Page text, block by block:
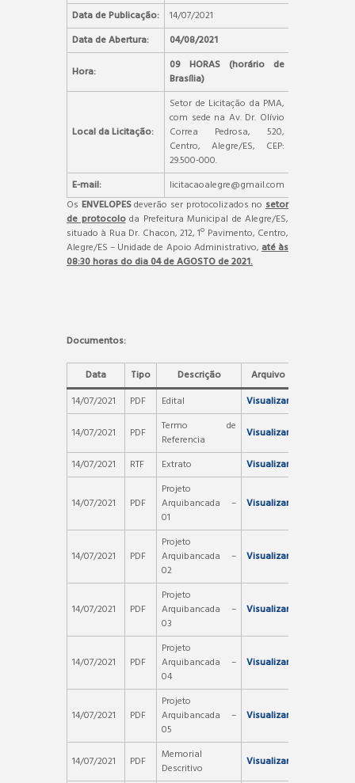
Data de Publicação:
14/07/2021
Data de Abertura:
04/08/2021
Hora:
09 HORAS (horário de
Brasília)
Local da Licitação:
Setor de Licitação da PMA,
com sede na Av. Dr. Olívio
Correa Pedrosa, 520,
Centro, Alegre/ES, CEP:
29.500-000.
E-mail:
licitacaoalegre@gmail.com
Os ENVELOPESdeverão ser protocolizados nosetor
de protocoloda Prefeitura Municipal de Alegre/ES,
situado à Rua Dr. Chacon, 212, 1º Pavimento, Centro,
Alegre/ES – Unidade de Apoio Administrativo, até às
08:30 horas do dia 04 de AGOSTO de 2021.
Documentos:
Data Tipo Descrição
Arquivo
14/07/2021
PDF Edital
Visualizar
14/07/2021
PDF
Termo de
Referencia
Visualizar
14/07/2021
RTF Extrato Visualizar
14/07/2021 PDF
Projeto
Arquibancada –
01
Visualizar
14/07/2021 PDF
Projeto
Arquibancada –
02
Visualizar
14/07/2021 PDF
Projeto
Arquibancada –
03
Visualizar
14/07/2021 PDF
Projeto
Arquibancada –
04
Visualizar
14/07/2021 PDF
Projeto
Arquibancada –
05
Visualizar
14/07/2021 PDF
Memorial
Descritivo
Visualizar